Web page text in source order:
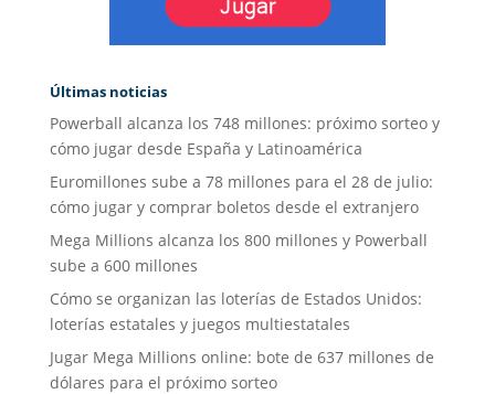
Últimas noticias
Powerball alcanza los 748 millones: próximo sorteo y
cómo jugar desde España y Latinoamérica
Euromillones sube a 78 millones para el 28 de julio:
cómo jugar y comprar boletos desde el extranjero
Mega Millions alcanza los 800 millones y Powerball
sube a 600 millones
Cómo se organizan las loterías de Estados Unidos:
loterías estatales y juegos multiestatales
Jugar Mega Millions online: bote de 637 millones de
dólares para el próximo sorteo